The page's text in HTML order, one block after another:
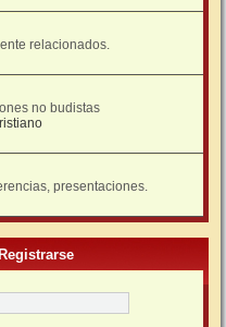
relacionados.
no budistas
presentaciones.
Registrarse